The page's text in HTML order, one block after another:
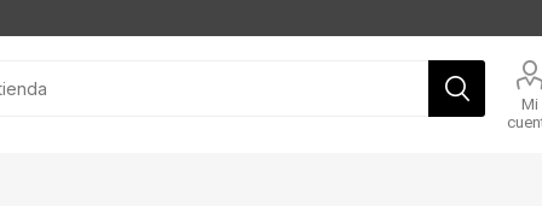
Mi